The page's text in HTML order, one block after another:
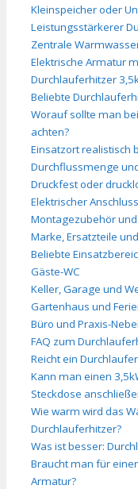
Kleinspeicher oder
Leistungsstärkerer
Zentrale
Elektrische Armatur
Durchlauferhitzer
Beliebte
Worauf sollte man
achten?
Einsatzort realistisch
Durchflussmenge
Druckfest oder
Elektrischer
Montagezubehör
Marke, Ersatzteile
Beliebte
Gäste-WC
Keller, Garage und
Gartenhaus und
Büro und Praxis-
FAQ zum
Reicht ein
Kann man einen
Steckdose
Wie warm wird das
Durchlauferhitzer?
Was ist besser:
Braucht man für
Armatur?